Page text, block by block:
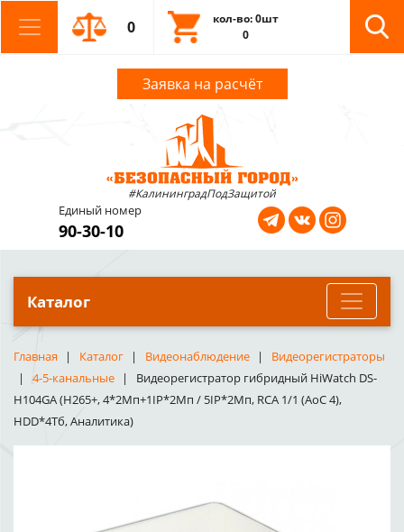
0
кол-во: 0шт
0
Заявка на расчёт
#КалининградПодЗащитой
Единый номер
90-30-10
Каталог
Главная Каталог Видеонаблюдение
Видеорегистраторы
4-5-канальные
Видеорегистратор гибридный HiWatch DS-
H104GA (H265+, 4*2Мп+1IP*2Мп / 5IP*2Мп, RCA 1/1 (AoC 4),
HDD*4Тб, Аналитика)